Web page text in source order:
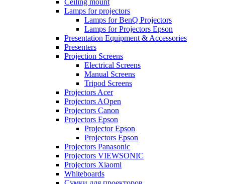
Ceiling mount
Lamps for projectors
Lamps for BenQ Projectors
Lamps for Projectors Epson
Presentation Equipment & Accessories
Presenters
Projection Screens
Electrical Screens
Manual Screens
Tripod Screens
Projectors Acer
Projectors AOpen
Projectors Canon
Projectors Epson
Projector Epson
Projectors Epson
Projectors Panasonic
Projectors VIEWSONIC
Projectors Xiaomi
Whiteboards